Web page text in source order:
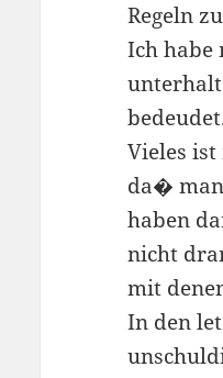
Regeln
Ich habe
Vieles
da�
haben
nicht
mit
In den